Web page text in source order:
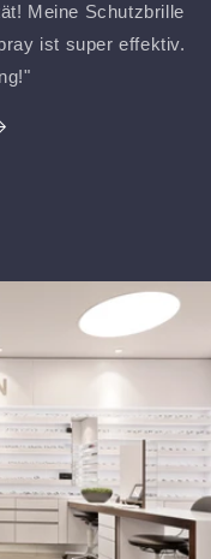
Meine Schutzbrille
ist super effektiv.